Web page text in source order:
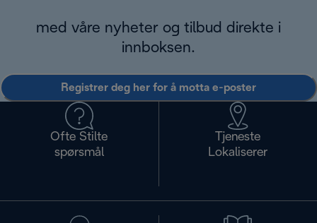
med våre nyheter og tilbud direkte i
innboksen.
Registrer deg her for å motta e-poster
Ofte Stilte
spørsmål
Tjeneste
Lokaliserer